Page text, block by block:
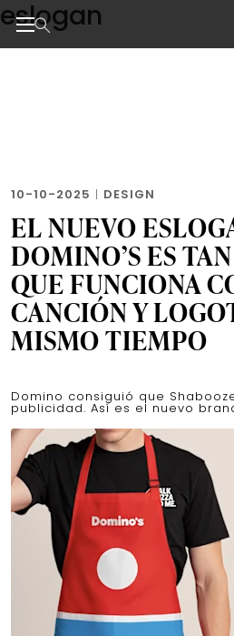
Skip
to
the
eslogan
10-10-2025 | DESIGN
EL NUEVO
DOMINO’S ES
QUE FUNCIONA
CANCIÓN Y
MISMO TIEMPO
Domino consiguió que
publicidad. Así es el nuevo